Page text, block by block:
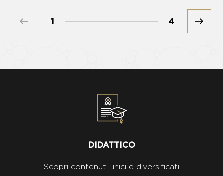
Prev 1 4 Next
DIDATTICO
Scopri contenuti unici e diversificati